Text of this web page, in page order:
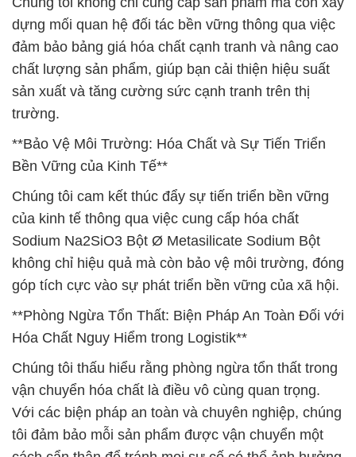
dựng mối quan hệ đối tác bền vững thông qua việc
đảm bảo bảng giá hóa chất cạnh tranh và nâng cao
chất lượng sản phẩm, giúp bạn cải thiện hiệu suất
sản xuất và tăng cường sức cạnh tranh trên thị
trường.
**Bảo Vệ Môi Trường: Hóa Chất và Sự Tiến Triển
Bền Vững của Kinh Tế**
Chúng tôi cam kết thúc đẩy sự tiến triển bền vững
của kinh tế thông qua việc cung cấp hóa chất
Sodium Na2SiO3 Bột Ø Metasilicate Sodium Bột
không chỉ hiệu quả mà còn bảo vệ môi trường, đóng
góp tích cực vào sự phát triển bền vững của xã hội.
**Phòng Ngừa Tổn Thất: Biện Pháp An Toàn Đối với
Hóa Chất Nguy Hiểm trong Logistik**
Chúng tôi thấu hiểu rằng phòng ngừa tổn thất trong
vận chuyển hóa chất là điều vô cùng quan trọng.
Với các biện pháp an toàn và chuyên nghiệp, chúng
tôi đảm bảo mỗi sản phẩm được vận chuyển một